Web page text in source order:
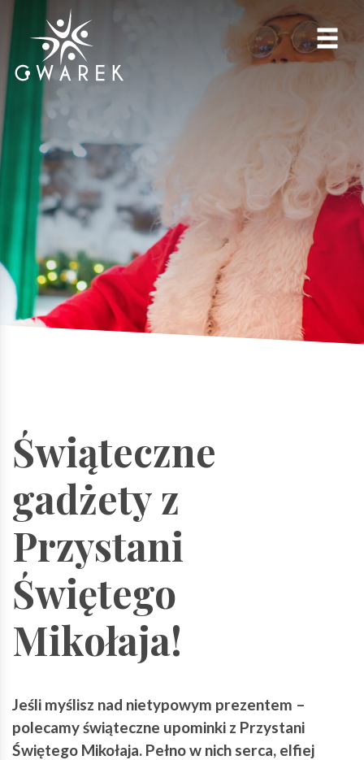
Świąteczne
gadżety z
Przystani
Świętego
Mikołaja!
Jeśli myślisz nad nietypowym prezentem –
polecamy świąteczne upominki z Przystani
Świętego Mikołaja. Pełno w nich serca, elfiej